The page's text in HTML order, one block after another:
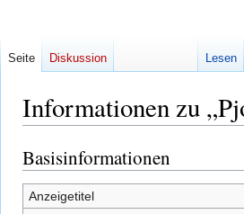
Informationen zu
Zur
Navigation
springen
Zur
Suche
springen
Basisinformationen
Anzeigetitel
Seite Diskussion Lesen